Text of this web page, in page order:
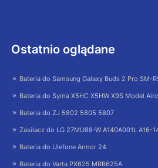
Ostatnio oglądane
Bateria do Samsung Galaxy Buds 2 Pro SM-
Bateria do Syma X5HC X5HW X9S Model
Bateria do ZJ 5802 5805 5807
Zasilacz do LG 27MU88-W A140A001L A16-
Bateria do Ulefone Armor 24
Bateria do Varta PX625 MRB625A